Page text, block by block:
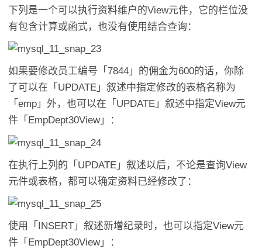
下列是一个可以执行资料维户的View元件，它的栏位没
有包含计算或函式，也没有使用结合查询：
如果要修改员工编号「7844」的佣金为600的话，你除
了可以在「UPDATE」叙述中指定修改的表格名称为
「emp」外，也可以在「UPDATE」叙述中指定View元
件「EmpDept30View」：
在执行上列的「UPDATE」叙述以后，不论是查询View
元件或表格，都可以确定资料已经修改了：
使用「INSERT」叙述新增纪录时，也可以指定View元
件「EmpDept30View」：